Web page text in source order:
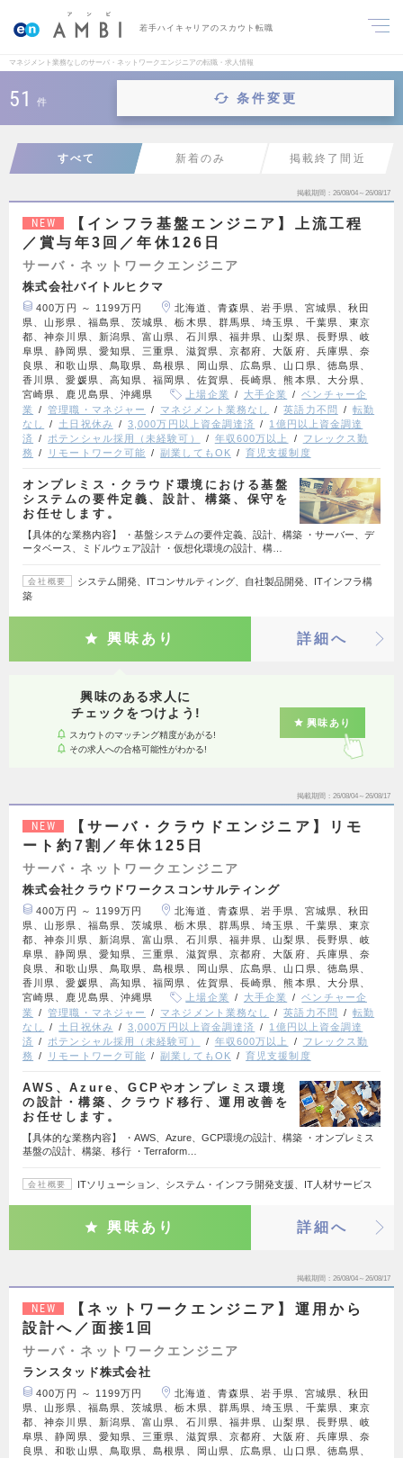
若手ハイキャリアのスカウト転職
マネジメント業務なしのサーバ・ネットワークエンジニアの転職・求人情報
51 件 条件変更
すべて 新着のみ 掲載終了間近
掲載期間 26/08/04～26/08/17
NEW
【インフラ基盤エンジニア】上流工程
／賞与年3回／年休126日
サーバ・ネットワークエンジニア
株式会社バイトルヒクマ
400万円 ～ 1199万円
北海道、青森県、岩手県、宮城県、秋田
県、山形県、福島県、茨城県、栃木県、群馬県、埼玉県、千葉県、東京
都、神奈川県、新潟県、富山県、石川県、福井県、山梨県、長野県、岐
阜県、静岡県、愛知県、三重県、滋賀県、京都府、大阪府、兵庫県、奈
良県、和歌山県、鳥取県、島根県、岡山県、広島県、山口県、徳島県、
香川県、愛媛県、高知県、福岡県、佐賀県、長崎県、熊本県、大分県、
宮崎県、鹿児島県、沖縄県
上場企業 大手企業
ベンチャー企
業
管理職・マネジャー マネジメント業務なし 英語力不問
転勤
なし
土日祝休み 3,000万円以上資金調達済
1億円以上資金調達
済
ポテンシャル採用（未経験可） 年収600万以上
フレックス勤
務
リモートワーク可能 副業してもOK 育児支援制度
オンプレミス・クラウド環境における基盤
システムの要件定義、設計、構築、保守を
お任せします。
【具体的な業務内容】 ・基盤システムの要件定義、設計、構築 ・サーバー、デ
ータベース、ミドルウェア設計 ・仮想化環境の設計、構…
会社概要
システム開発、ITコンサルティング、自社製品開発、ITインフラ構
築
興味あり 詳細へ
興味のある求人に
チェックをつけよう!
スカウトのマッチング精度があがる!
その求人への合格可能性がわかる!
興味あり
掲載期間 26/08/04～26/08/17
NEW
【サーバ・クラウドエンジニア】リモ
ート約7割／年休125日
サーバ・ネットワークエンジニア
株式会社クラウドワークスコンサルティング
400万円 ～ 1199万円
北海道、青森県、岩手県、宮城県、秋田
県、山形県、福島県、茨城県、栃木県、群馬県、埼玉県、千葉県、東京
都、神奈川県、新潟県、富山県、石川県、福井県、山梨県、長野県、岐
阜県、静岡県、愛知県、三重県、滋賀県、京都府、大阪府、兵庫県、奈
良県、和歌山県、鳥取県、島根県、岡山県、広島県、山口県、徳島県、
香川県、愛媛県、高知県、福岡県、佐賀県、長崎県、熊本県、大分県、
宮崎県、鹿児島県、沖縄県
上場企業 大手企業
ベンチャー企
業
管理職・マネジャー マネジメント業務なし 英語力不問
転勤
なし
土日祝休み 3,000万円以上資金調達済
1億円以上資金調達
済
ポテンシャル採用（未経験可） 年収600万以上
フレックス勤
務
リモートワーク可能 副業してもOK 育児支援制度
AWS、Azure、GCPやオンプレミス環境
の設計・構築、クラウド移行、運用改善を
お任せします。
【具体的な業務内容】 ・AWS、Azure、GCP環境の設計、構築 ・オンプレミス
基盤の設計、構築、移行 ・Terraform…
会社概要 ITソリューション、システム・インフラ開発支援、IT人材サービス
興味あり 詳細へ
掲載期間 26/08/04～26/08/17
NEW
【ネットワークエンジニア】運用から
設計へ／面接1回
サーバ・ネットワークエンジニア
ランスタッド株式会社
400万円 ～ 1199万円
北海道、青森県、岩手県、宮城県、秋田
県、山形県、福島県、茨城県、栃木県、群馬県、埼玉県、千葉県、東京
都、神奈川県、新潟県、富山県、石川県、福井県、山梨県、長野県、岐
阜県、静岡県、愛知県、三重県、滋賀県、京都府、大阪府、兵庫県、奈
良県、和歌山県、鳥取県、島根県、岡山県、広島県、山口県、徳島県、